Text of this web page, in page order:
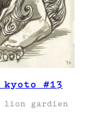
#13
lion gardien